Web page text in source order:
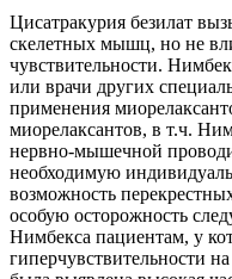
Цисатракурия безилат
скелетных мышц, но не
чувствительности.
или врачи других
применения
миорелаксантов, в т.ч.
нервно-мышечной
необходимую
возможность
особую осторожность
Нимбекса пациентам, у
гиперчувствительности